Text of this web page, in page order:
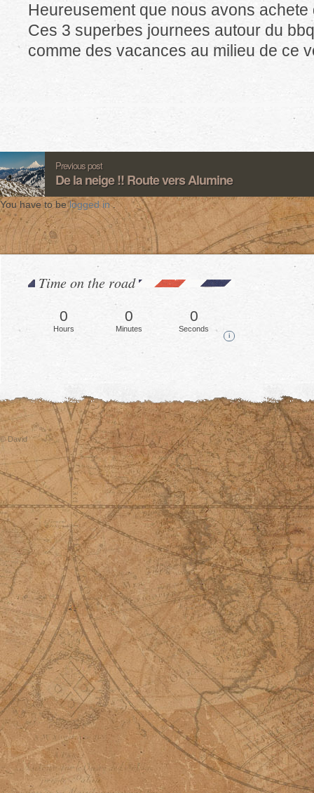
Heureusement que nous avons
Ces 3 superbes journees autour du
comme des vacances au milieu de ce
Previous post
De la neige !! Route vers Alumine
You have to belogged in.
Time on the road
0
Hours
0
Minutes
0
Seconds
i
© David